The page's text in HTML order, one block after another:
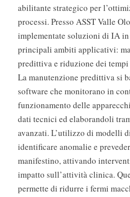
abilitante strategico per
processi. Presso ASST Valle
implementate soluzioni di IA in
principali ambiti applicativi:
predittiva e riduzione dei
La manutenzione predittiva si
software che monitorano in
funzionamento delle
dati tecnici ed elaborandoli
avanzati. L’utilizzo di modelli
identificare anomalie e
manifestino, attivando
impatto sull’attività clinica.
permette di ridurre i fermi